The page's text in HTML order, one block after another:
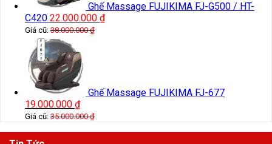
Ghế Massage FUJIKIMA FJ-G500 / HT-
C420 22.000.000 ₫
Giá cũ: 38.000.000₫
Ghế Massage FUJIKIMA FJ-677
19.000.000 ₫
Giá cũ: 35.000.000₫